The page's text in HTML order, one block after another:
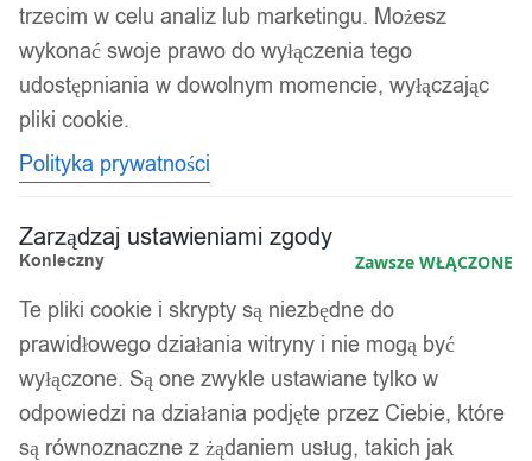
trzecim w celu analiz lub marketingu. Możesz
wykonać swoje prawo do wyłączenia tego
udostępniania w dowolnym momencie, wyłączając
pliki cookie.
Polityka prywatności
Zarządzaj ustawieniami zgody
Konieczny Zawsze WŁĄCZONE
Te pliki cookie i skrypty są niezbędne do
prawidłowego działania witryny i nie mogą być
wyłączone. Są one zwykle ustawiane tylko w
odpowiedzi na działania podjęte przez Ciebie, które
są równoznaczne z żądaniem usług, takich jak